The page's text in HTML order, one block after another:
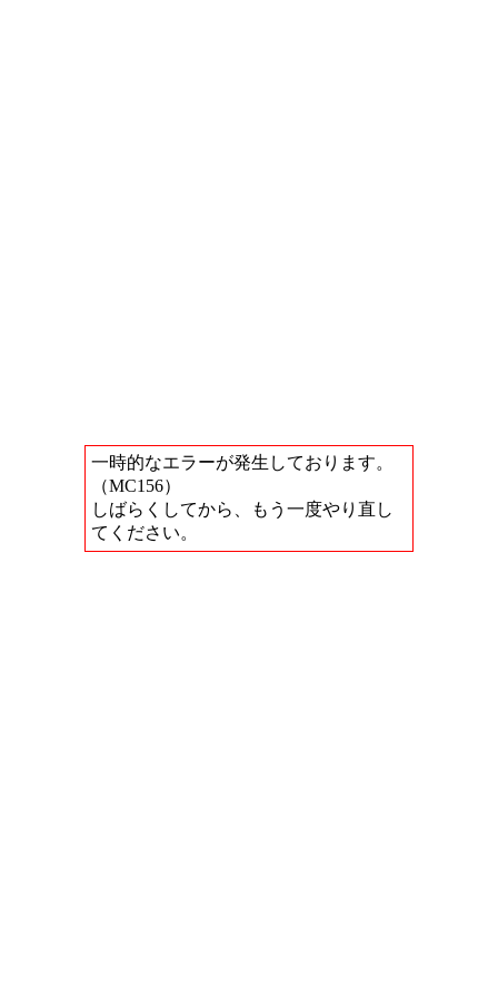
一時的なエラーが発生しております。
（MC156）
しばらくしてから、もう一度やり直し
てください。